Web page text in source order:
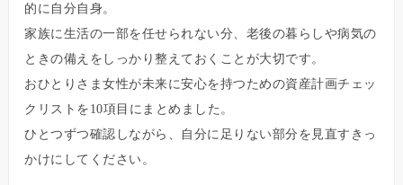
的に自分自身。
家族に生活の一部を任せられない分、老後の暮らしや病気の
ときの備えをしっかり整えておくことが大切です。
おひとりさま女性が未来に安心を持つための資産計画チェッ
クリストを10項目にまとめました。
ひとつずつ確認しながら、自分に足りない部分を見直すきっ
かけにしてください。